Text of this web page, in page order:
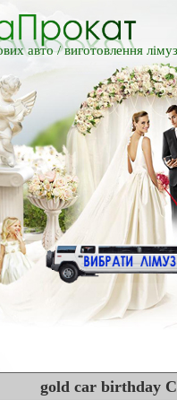
авто /виготовлення
gold car birthday